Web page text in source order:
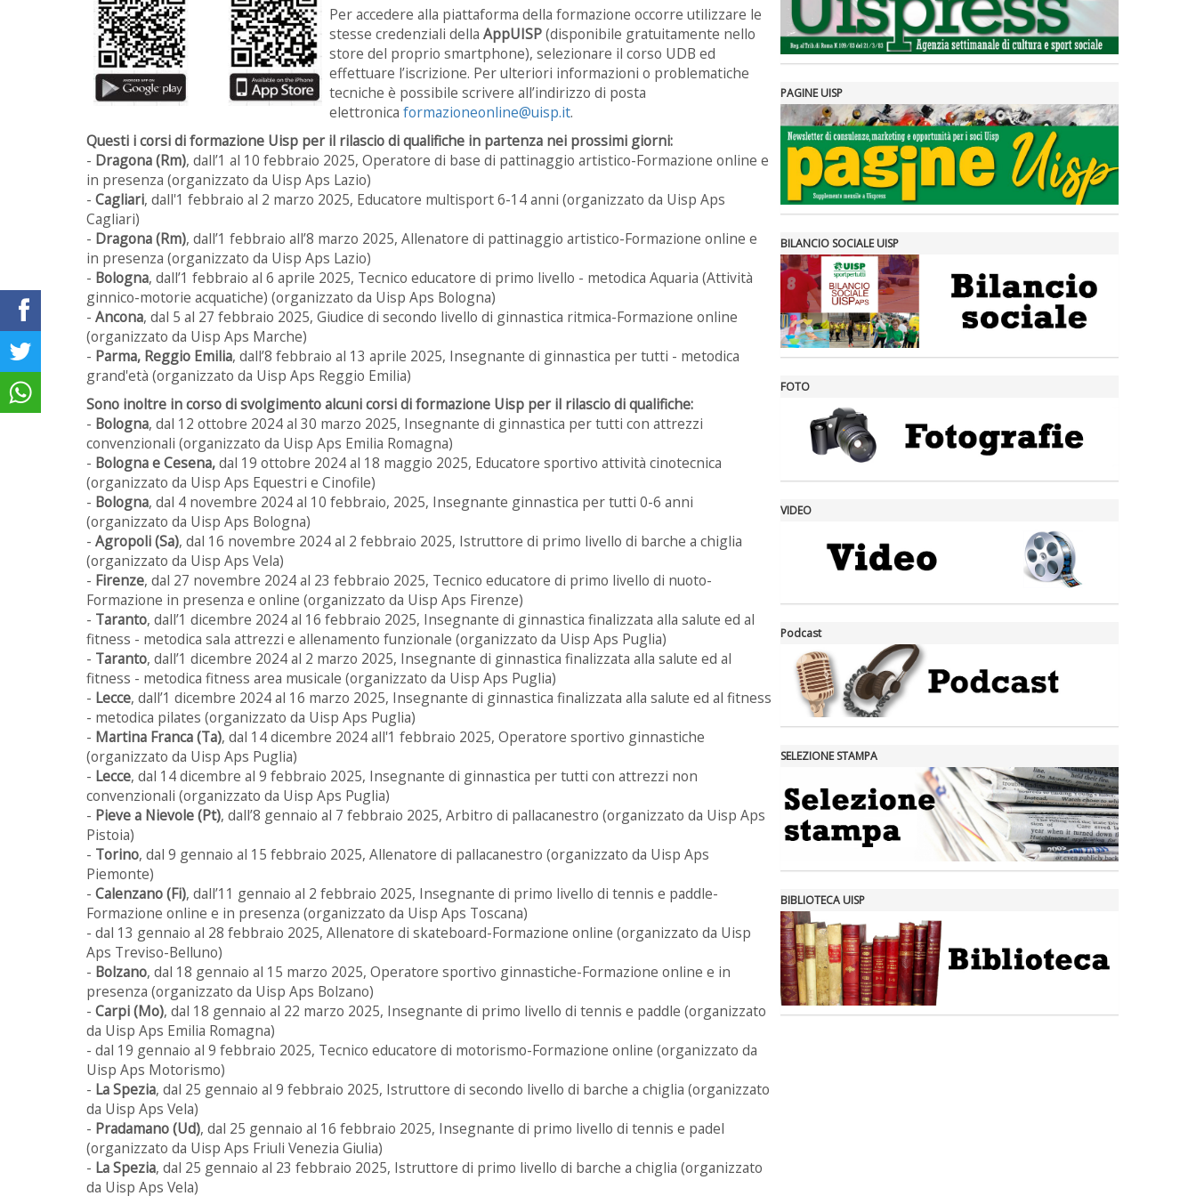
Per accedere alla piattaforma della formazione occorre utilizzare le
stesse credenziali della AppUISP(disponibile gratuitamente nello
store del proprio smartphone), selezionare il corso UDB ed
effettuare l’iscrizione. Per ulteriori informazioni o problematiche
tecniche è possibile scrivere all’indirizzo di posta
elettronica formazioneonline@uisp.it.
Questi i corsi di formazione Uisp per il rilascio di qualifiche in partenza nei prossimi giorni:
- Dragona (Rm), dall’1 al 10 febbraio 2025, Operatore di base di pattinaggio artistico-Formazione online e
in presenza (organizzato da Uisp Aps Lazio)
- Cagliari, dall'1 febbraio al 2 marzo 2025, Educatore multisport 6-14 anni (organizzato da Uisp Aps
Cagliari)
- Dragona (Rm), dall’1 febbraio all’8 marzo 2025, Allenatore di pattinaggio artistico-Formazione online e
in presenza (organizzato da Uisp Aps Lazio)
- Bologna, dall’1 febbraio al 6 aprile 2025, Tecnico educatore di primo livello - metodica Aquaria (Attività
ginnico-motorie acquatiche) (organizzato da Uisp Aps Bologna)
- Ancona, dal 5 al 27 febbraio 2025, Giudice di secondo livello di ginnastica ritmica-Formazione online
(organizzato da Uisp Aps Marche)
- Parma, Reggio Emilia, dall’8 febbraio al 13 aprile 2025, Insegnante di ginnastica per tutti - metodica
grand'età (organizzato da Uisp Aps Reggio Emilia)
Sono inoltre in corso di svolgimento alcuni corsi di formazione Uisp per il rilascio di qualifiche:
- Bologna, dal 12 ottobre 2024 al 30 marzo 2025, Insegnante di ginnastica per tutti con attrezzi
convenzionali (organizzato da Uisp Aps Emilia Romagna)
- Bologna e Cesena,dal 19 ottobre 2024 al 18 maggio 2025, Educatore sportivo attività cinotecnica
(organizzato da Uisp Aps Equestri e Cinofile)
- Bologna, dal 4 novembre 2024 al 10 febbraio, 2025, Insegnante ginnastica per tutti 0-6 anni
(organizzato da Uisp Aps Bologna)
- Agropoli (Sa), dal 16 novembre 2024 al 2 febbraio 2025, Istruttore di primo livello di barche a chiglia
(organizzato da Uisp Aps Vela)
- Firenze, dal 27 novembre 2024 al 23 febbraio 2025, Tecnico educatore di primo livello di nuoto-
Formazione in presenza e online (organizzato da Uisp Aps Firenze)
- Taranto, dall’1 dicembre 2024 al 16 febbraio 2025, Insegnante di ginnastica finalizzata alla salute ed al
fitness - metodica sala attrezzi e allenamento funzionale (organizzato da Uisp Aps Puglia)
- Taranto, dall’1 dicembre 2024 al 2 marzo 2025, Insegnante di ginnastica finalizzata alla salute ed al
fitness - metodica fitness area musicale (organizzato da Uisp Aps Puglia)
- Lecce, dall’1 dicembre 2024 al 16 marzo 2025, Insegnante di ginnastica finalizzata alla salute ed al fitness
- metodica pilates (organizzato da Uisp Aps Puglia)
- Martina Franca (Ta), dal 14 dicembre 2024 all'1 febbraio 2025, Operatore sportivo ginnastiche
(organizzato da Uisp Aps Puglia)
- Lecce, dal 14 dicembre al 9 febbraio 2025, Insegnante di ginnastica per tutti con attrezzi non
convenzionali (organizzato da Uisp Aps Puglia)
- Pieve a Nievole (Pt), dall’8 gennaio al 7 febbraio 2025, Arbitro di pallacanestro (organizzato da Uisp Aps
Pistoia)
- Torino, dal 9 gennaio al 15 febbraio 2025, Allenatore di pallacanestro (organizzato da Uisp Aps
Piemonte)
- Calenzano (Fi), dall’11 gennaio al 2 febbraio 2025, Insegnante di primo livello di tennis e paddle-
Formazione online e in presenza (organizzato da Uisp Aps Toscana)
- dal 13 gennaio al 28 febbraio 2025, Allenatore di skateboard-Formazione online (organizzato da Uisp
Aps Treviso-Belluno)
- Bolzano, dal 18 gennaio al 15 marzo 2025, Operatore sportivo ginnastiche-Formazione online e in
presenza (organizzato da Uisp Aps Bolzano)
- Carpi (Mo), dal 18 gennaio al 22 marzo 2025, Insegnante di primo livello di tennis e paddle (organizzato
da Uisp Aps Emilia Romagna)
- dal 19 gennaio al 9 febbraio 2025, Tecnico educatore di motorismo-Formazione online (organizzato da
Uisp Aps Motorismo)
- La Spezia, dal 25 gennaio al 9 febbraio 2025, Istruttore di secondo livello di barche a chiglia (organizzato
da Uisp Aps Vela)
- Pradamano (Ud), dal 25 gennaio al 16 febbraio 2025, Insegnante di primo livello di tennis e padel
(organizzato da Uisp Aps Friuli Venezia Giulia)
- La Spezia, dal 25 gennaio al 23 febbraio 2025, Istruttore di primo livello di barche a chiglia (organizzato
da Uisp Aps Vela)
PAGINE UISP
BILANCIO SOCIALE UISP
FOTO
VIDEO
Podcast
SELEZIONE STAMPA
BIBLIOTECA UISP